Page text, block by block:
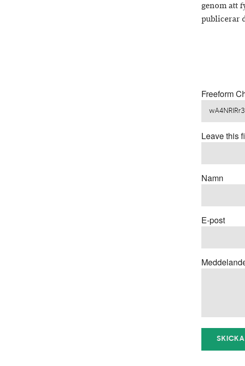
genom att
publicerar
Freeform
Leave this
Namn
E-post
SKICKA